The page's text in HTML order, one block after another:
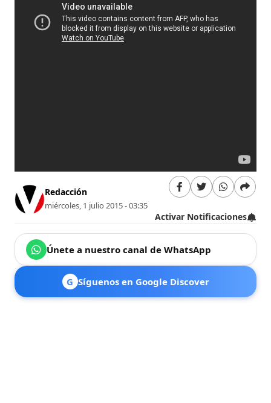
Redacción
miércoles, 1 julio 2015 - 03:35
Activar Notificaciones
Únete a nuestro canal de WhatsApp
G Síguenos en Google Discover